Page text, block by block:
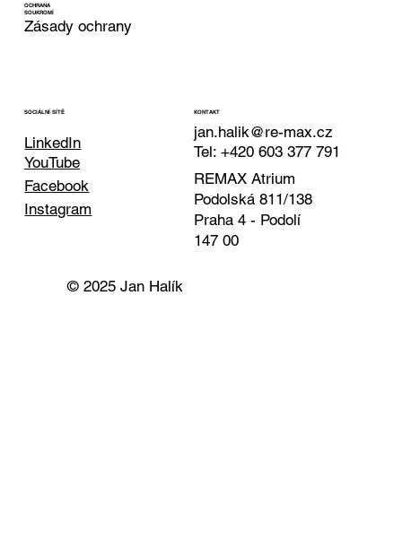
OCHRANA
SOUKROMÍ
Zásady ochrany
SOCIÁLNÍ SÍTĚ
LinkedIn
Facebook
YouTube
Instagram
KONTAKT
jan.halik@re-max.cz
Tel: +420 603 377 791
REMAX Atrium
Podolská 811/138
Praha 4 - Podolí
147 00
© 2025 Jan Halík